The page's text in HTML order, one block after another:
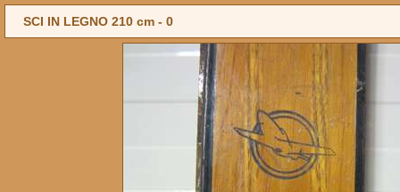
SCI IN LEGNO 210 cm - 0